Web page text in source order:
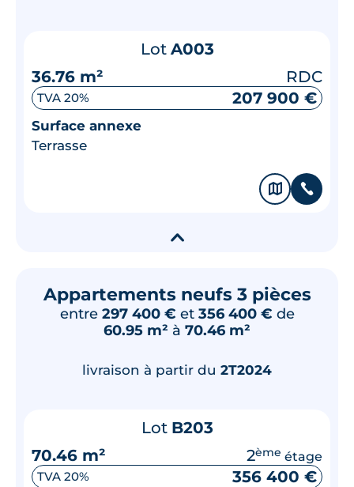
Lot A003
36.76 m²
RDC
TVA 20% 207 900 €
Surface annexe
Terrasse
🗞 📞
▾
Appartements neufs 3 pièces
entre 297 400 € et 356 400 € de
60.95 m² à 70.46 m²
livraison à partir du 2T2024
Lot B203
70.46 m²
2ème étage
TVA 20% 356 400 €